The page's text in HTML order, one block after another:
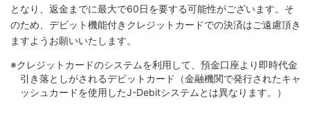
となり、返金までに最大で60日を要する可能性がございます。そ
のため、デビット機能付きクレジットカードでの決済はご遠慮頂き
ますようお願いいたします。
※クレジットカードのシステムを利用して、預金口座より即時代金
引き落としがされるデビットカード（金融機関で発行されたキャ
ッシュカードを使用したJ-Debitシステムとは異なります。）